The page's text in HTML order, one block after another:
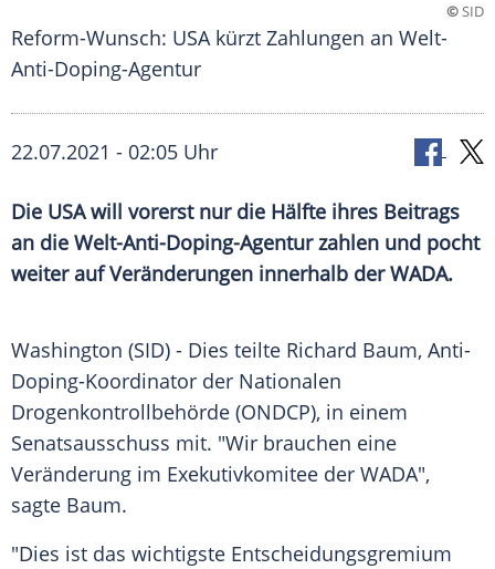
©SID
Reform-Wunsch: USA kürzt Zahlungen an Welt-
Anti-Doping-Agentur
22.07.2021 - 02:05 Uhr
Die USAwill vorerst nur die Hälfte ihres Beitrags
an die Welt-Anti-Doping-Agenturzahlen und pocht
weiter auf Veränderungen innerhalb derWADA.
Washington (SID) - Dies teilte Richard Baum, Anti-
Doping-Koordinator der Nationalen
Drogenkontrollbehörde (ONDCP), in einem
Senatsausschuss mit. "Wir brauchen eine
Veränderung im Exekutivkomitee der WADA",
sagte Baum.
"Dies ist das wichtigste Entscheidungsgremium